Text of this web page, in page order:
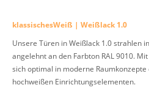
klassischesWeiß | Weißlack 1.0
Unsere Türen in Weißlack 1.0 strahlen
angelehnt an den Farbton RAL 9010.
sich optimal in moderne
hochweißen Einrichtungselementen.